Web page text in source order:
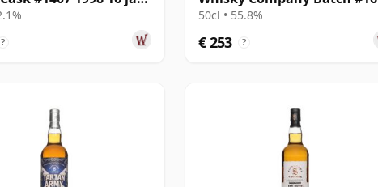
?
Single Ma 25 jaar oud
50cl • 55.8%
€ 253 ?